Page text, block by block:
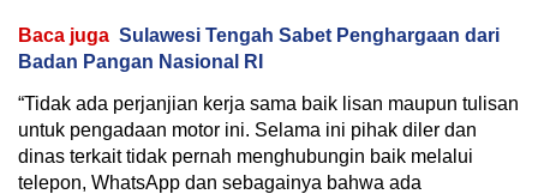
Baca juga Sulawesi Tengah Sabet Penghargaan dari
Badan Pangan Nasional RI
“Tidak ada perjanjian kerja sama baik lisan maupun tulisan
untuk pengadaan motor ini. Selama ini pihak diler dan
dinas terkait tidak pernah menghubungin baik melalui
telepon, WhatsApp dan sebagainya bahwa ada